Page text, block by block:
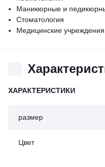
Маникюрные и
Стоматология
Медицинские учреждения
ХАРАКТЕРИСТИКИ
размер
Цвет